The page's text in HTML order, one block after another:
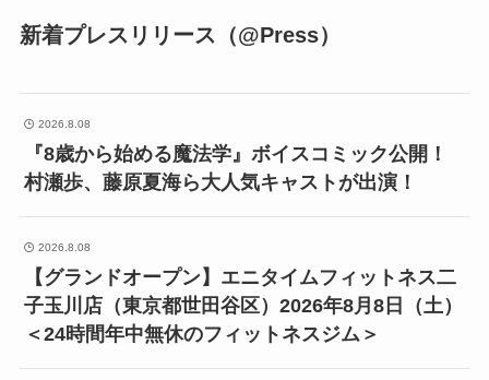
新着プレスリリース（@Press）
2026.8.08
『8歳から始める魔法学』ボイスコミック公開！
村瀬歩、藤原夏海ら大人気キャストが出演！
2026.8.08
【グランドオープン】エニタイムフィットネス二
子玉川店（東京都世田谷区）2026年8月8日（土）
＜24時間年中無休のフィットネスジム＞